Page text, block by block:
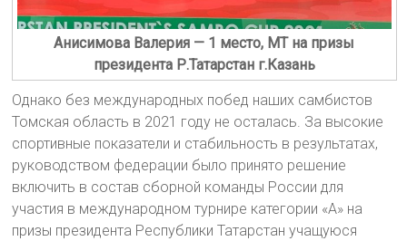
Анисимова Валерия — 1 место, МТ на призы
президента Р.Татарстан г.Казань
Однако без международных побед наших самбистов
Томская область в 2021 году не осталась. За высокие
спортивные показатели и стабильность в результатах,
руководством федерации было принято решение
включить в состав сборной команды России для
участия в международном турнире категории «А» на
призы президента Республики Татарстан учащуюся